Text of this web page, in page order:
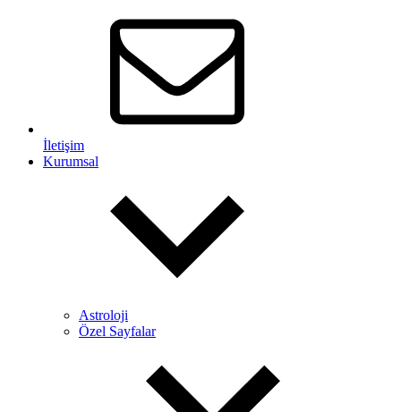
İletişim
Kurumsal
Astroloji
Özel Sayfalar